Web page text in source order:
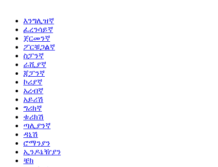
እንግሊዝኛ
ፈረንሳይኛ
ጀርመንኛ
ፖርቹጋልኛ
ስፓንኛ
ራሺያኛ
ጃፓንኛ
ኮሪያኛ
አረብኛ
አይሪሽ
ግሪክኛ
ቱሪክሽ
ጣሊያንኛ
ዳኒሽ
ሮማንያን
ኢንዶኔዥያን
ቼክ